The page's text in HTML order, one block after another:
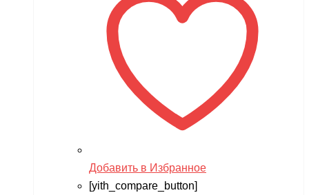
Добавить в Избранное
[yith_compare_button]